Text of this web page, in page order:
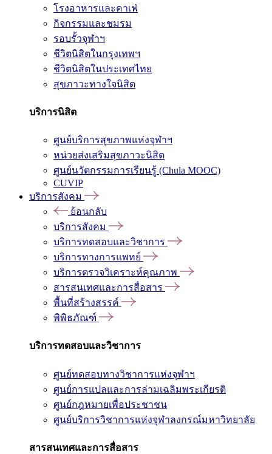
โรงอาหารและคาเฟ่
กิจกรรมและชมรม
รอบรั้วจุฬาฯ
ชีวิตนิสิตในกรุงเทพฯ
ชีวิตนิสิตในประเทศไทย
สุขภาวะทางใจนิสิต
บริการนิสิต
ศูนย์บริการสุขภาพแห่งจุฬาฯ
หน่วยส่งเสริมสุขภาวะนิสิต
ศูนย์นวัตกรรมการเรียนรู้ (Chula MOOC)
CUVIP
บริการสังคม
ย้อนกลับ
บริการสังคม
บริการทดสอบและวิชาการ
บริการทางการแพทย์
บริการตรวจวิเคราะห์คุณภาพ
สารสนเทศและการสื่อสาร
พื้นที่สร้างสรรค์
พิพิธภัณฑ์
บริการทดสอบและวิชาการ
ศูนย์ทดสอบทางวิชาการแห่งจุฬาฯ
ศูนย์การแปลและการล่ามเฉลิมพระเกียรติ
ศูนย์กฎหมายเพื่อประชาชน
ศูนย์บริการวิชาการแห่งจุฬาลงกรณ์มหาวิทยาลัย
สารสนเทศและการสื่อสาร